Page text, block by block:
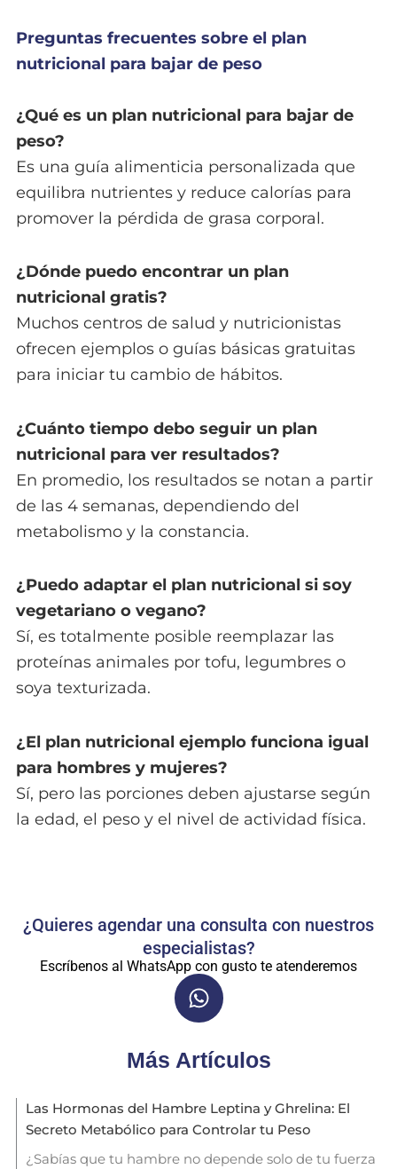
Preguntas frecuentes sobre el plan
nutricional para bajar de peso
¿Qué es un plan nutricional para bajar de
peso?
Es una guía alimenticia personalizada que
equilibra nutrientes y reduce calorías para
promover la pérdida de grasa corporal.
¿Dónde puedo encontrar un plan
nutricional gratis?
Muchos centros de salud y nutricionistas
ofrecen ejemplos o guías básicas gratuitas
para iniciar tu cambio de hábitos.
¿Cuánto tiempo debo seguir un plan
nutricional para ver resultados?
En promedio, los resultados se notan a partir
de las 4 semanas, dependiendo del
metabolismo y la constancia.
¿Puedo adaptar el plan nutricional si soy
vegetariano o vegano?
Sí, es totalmente posible reemplazar las
proteínas animales por tofu, legumbres o
soya texturizada.
¿El plan nutricional ejemplo funciona igual
para hombres y mujeres?
Sí, pero las porciones deben ajustarse según
la edad, el peso y el nivel de actividad física.
¿Quieres agendar una consulta con nuestros
especialistas?
Escríbenos al WhatsApp con gusto te atenderemos
Más Artículos
Las Hormonas del Hambre Leptina y Ghrelina: El
Secreto Metabólico para Controlar tu Peso
¿Sabías que tu hambre no depende solo de tu fuerza